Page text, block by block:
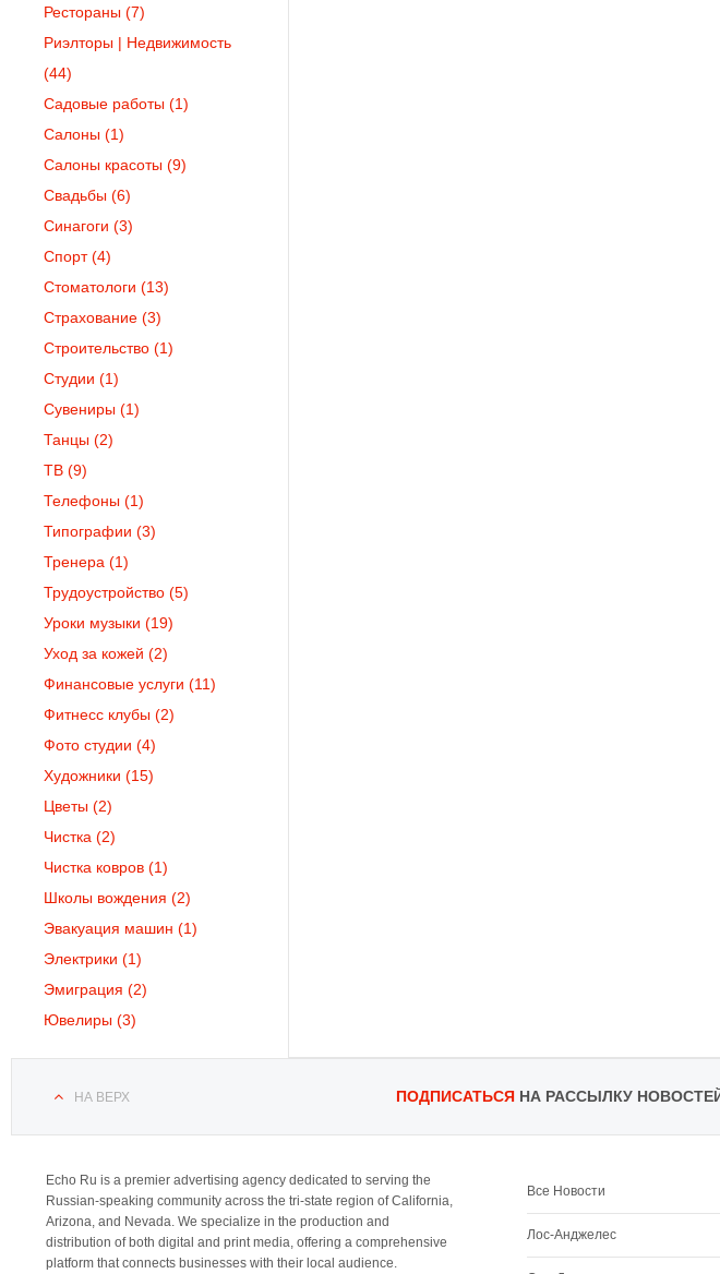
Рестораны (7)
Риэлторы | Недвижимость
(44)
Садовые работы (1)
Салоны (1)
Салоны красоты (9)
Свадьбы (6)
Синагоги (3)
Спорт(4)
Стоматологи (13)
Страхование (3)
Строительство (1)
Студии (1)
Сувениры (1)
Танцы (2)
ТВ (9)
Телефоны (1)
Типографии (3)
Тренера (1)
Трудоустройство (5)
Уроки музыки (19)
Уход за кожей (2)
Финансовые услуги (11)
Фитнесс клубы (2)
Фото студии (4)
Художники (15)
Цветы (2)
Чистка (2)
Чистка ковров (1)
Школы вождения (2)
Эвакуация машин (1)
Электрики (1)
Эмиграция (2)
Ювелиры (3)
НА ВЕРХ ПОДПИСАТЬСЯНА РАССЫЛКУ
Echo Ru is a premier advertising agency dedicated to serving the
Russian-speaking community across the tri-state region of California,
Arizona, and Nevada. We specialize in the production and
distribution of both digital and print media, offering a comprehensive
platform that connects businesses with their local audience.
Все Новости
Лос-Анджелес